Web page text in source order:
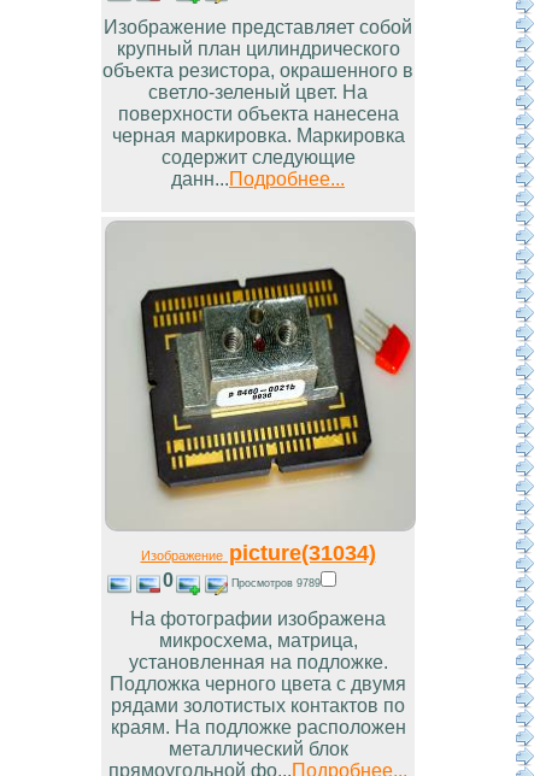
Изображение представляет собой
крупный план цилиндрического
объекта резистора, окрашенного в
светло-зеленый цвет. На
поверхности объекта нанесена
черная маркировка. Маркировка
содержит следующие
данн...Подробнее...
Изображениеpicture(31034)
0 Просмотров 9789
На фотографии изображена
микросхема, матрица,
установленная на подложке.
Подложка черного цвета с двумя
рядами золотистых контактов по
краям. На подложке расположен
металлический блок
прямоугольной фо...Подробнее...